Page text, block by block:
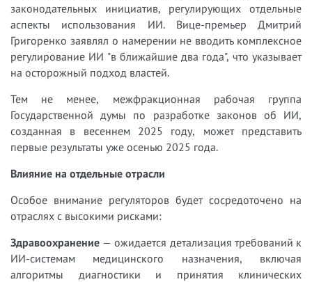
законодательных инициатив, регулирующих отдельные
аспекты использования ИИ. Вице-премьер Дмитрий
Григоренко заявлял о намерении не вводить комплексное
регулирование ИИ "в ближайшие два года", что указывает
на осторожный подход властей.
Тем не менее, межфракционная рабочая группа
Государственной думы по разработке законов об ИИ,
созданная в весеннем 2025 году, может представить
первые результаты уже осенью 2025 года.
Влияние на отдельные отрасли
Особое внимание регуляторов будет сосредоточено на
отраслях с высокими рисками:
Здравоохранение — ожидается детализация требований к
ИИ-системам медицинского назначения, включая
алгоритмы диагностики и принятия клинических